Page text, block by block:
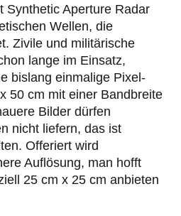
Synthetic Aperture Radar
Wellen, die
Zivile und militärische
lange im Einsatz,
bislang einmalige Pixel-
50 cm mit einer Bandbreite
Bilder dürfen
nicht liefern, das ist
Offeriert wird
Auflösung, man hofft
25 cm x 25 cm anbieten